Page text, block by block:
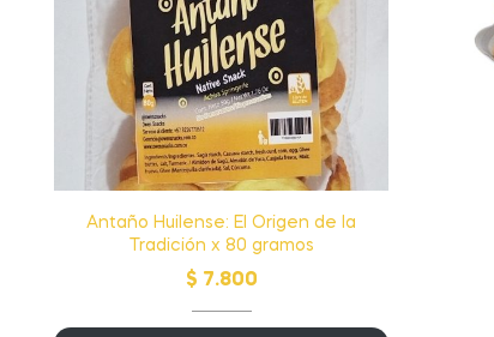
Antaño Huilense: El Origen de la
Tradición x 80 gramos
$ 7.800